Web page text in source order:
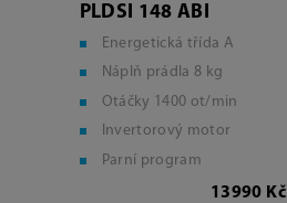
PLDSI 148 ABI
Energetická třída A
Náplň prádla 8 kg
Otáčky 1400 ot/min
Invertorový motor
Parní program
13990 Kč